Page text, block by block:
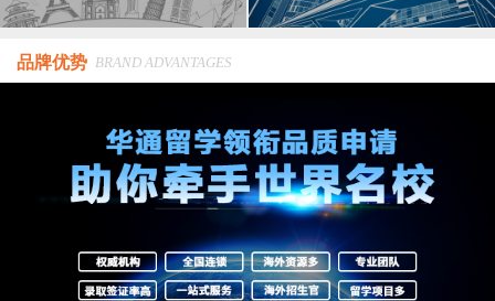
品牌优势 BRAND ADVANTAGES